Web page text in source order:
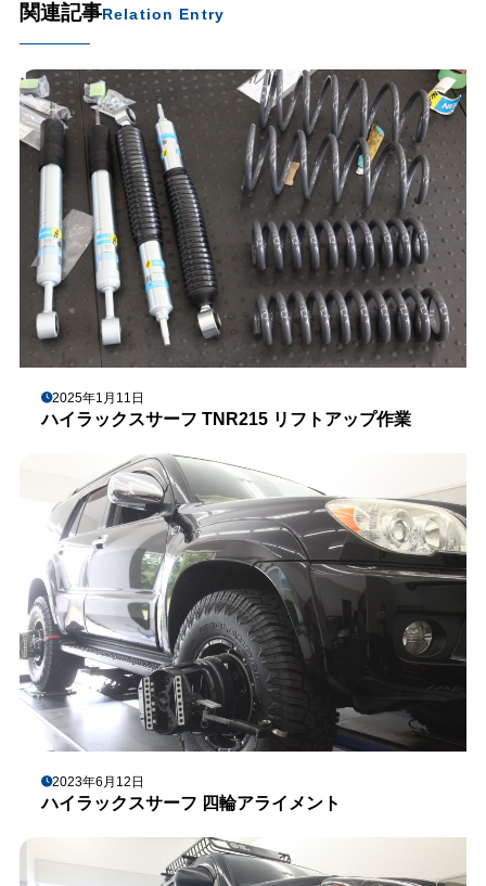
関連記事Relation Entry
2025年1月11日
ハイラックスサーフ TNR215 リフトアップ作業
2023年6月12日
ハイラックスサーフ 四輪アライメント